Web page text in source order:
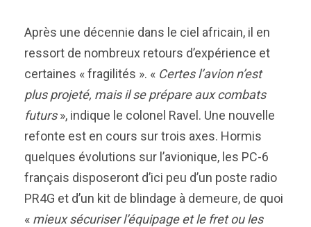
Après une décennie dans le ciel africain, il en
ressort de nombreux retours d’expérience et
certaines « fragilités ». « Certes l’avion n’est
plus projeté, mais il se prépare aux combats
futurs», indique le colonel Ravel. Une nouvelle
refonte est en cours sur trois axes. Hormis
quelques évolutions sur l’avionique, les PC-6
français disposeront d’ici peu d’un poste radio
PR4G et d’un kit de blindage à demeure, de quoi
« mieux sécuriser l’équipage et le fret ou les